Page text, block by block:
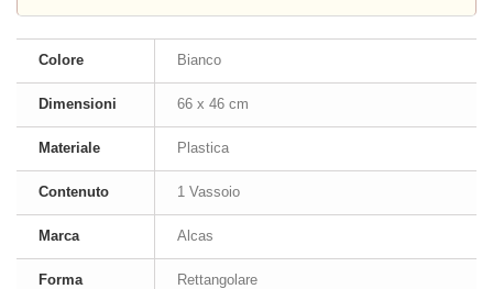
Colore Bianco
Dimensioni 66 x 46 cm
Materiale Plastica
Contenuto 1 Vassoio
Marca Alcas
Forma Rettangolare